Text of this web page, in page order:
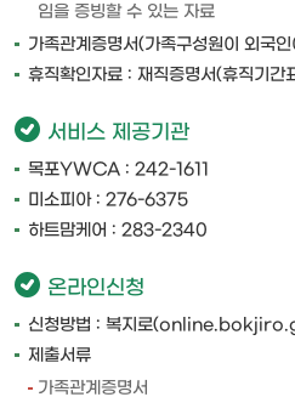
임을 증빙할 수 있는 자료
가족관계증명서(가족구성원이 외국
휴직확인자료 : 재직증명서(휴직기간
서비스 제공기관
목포YWCA : 242-1611
미소피아 : 276-6375
하트맘케어 : 283-2340
온라인신청
신청방법 : 복지로
제출서류
가족관계증명서